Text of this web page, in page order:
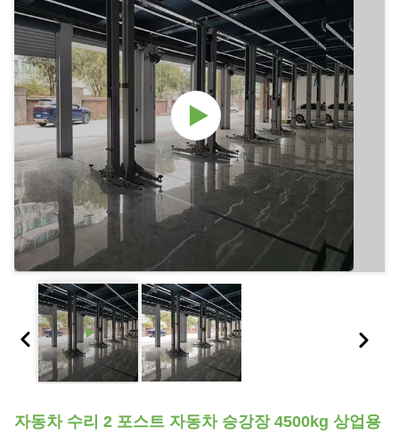
자동차 수리 2 포스트 자동차 승강장 4500kg 상업용